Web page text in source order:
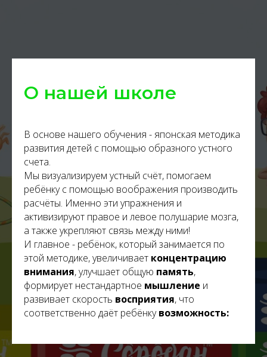
О нашей школе
В основе нашего обучения - японская методика
развития детей с помощью образного устного
счета.
Мы визуализируем устный счёт, помогаем
ребёнку с помощью воображения производить
расчёты. Именно эти упражнения и
активизируют правое и левое полушарие мозга,
а также укрепляют связь между ними!
И главное - ребёнок, который занимается по
этой методике, увеличивает концентрацию
внимания, улучшает общую память,
формирует нестандартное мышление и
развивает скорость восприятия, что
соответственно даёт ребёнкувозможность: